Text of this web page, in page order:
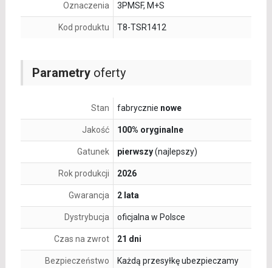
Parametryoferty
Stan fabrycznie nowe
Jakość 100% oryginalne
Gatunek pierwszy(najlepszy)
Rok produkcji 2026
Gwarancja 2 lata
Dystrybucja oficjalna w Polsce
Czas na zwrot 21 dni
Bezpieczeństwo
Każdą przesyłkę ubezpieczamy
Oznaczenia 3PMSF, M+S
Kod produktu T8-TSR1412